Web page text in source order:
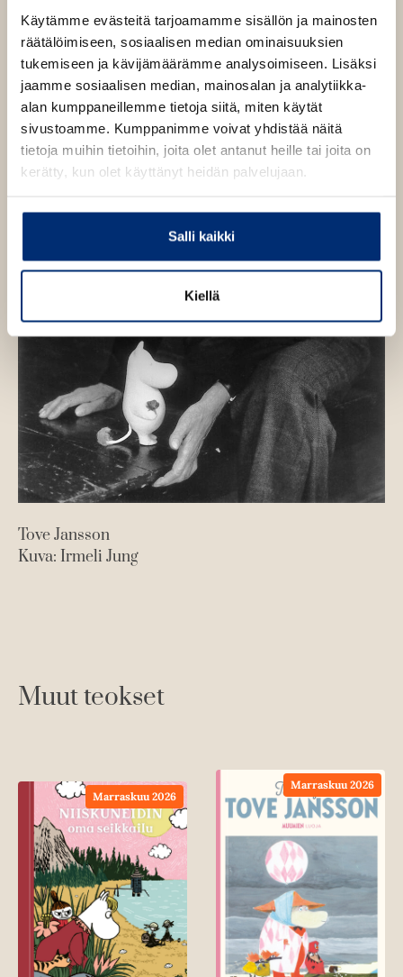
Käytämme evästeitä tarjoamamme sisällön ja mainosten
räätälöimiseen, sosiaalisen median ominaisuuksien
tukemiseen ja kävijämäärämme analysoimiseen. Lisäksi
jaamme sosiaalisen median, mainosalan ja analytiikka-
alan kumppaneillemme tietoja siitä, miten käytät
sivustoamme. Kumppanimme voivat yhdistää näitä
tietoja muihin tietoihin, joita olet antanut heille tai joita on
kerätty, kun olet käyttänyt heidän palvelujaan.
Salli kaikki
Kiellä
l
i
l
e
h
t
e
e
Tove Jansson
Kuva: Irmeli Jung
Muut teokset
Marraskuu 2026
Marraskuu 2026